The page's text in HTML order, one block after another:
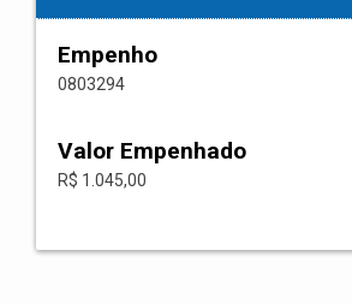
Empenho
0803294
Valor Empenhado
R$ 1.045,00